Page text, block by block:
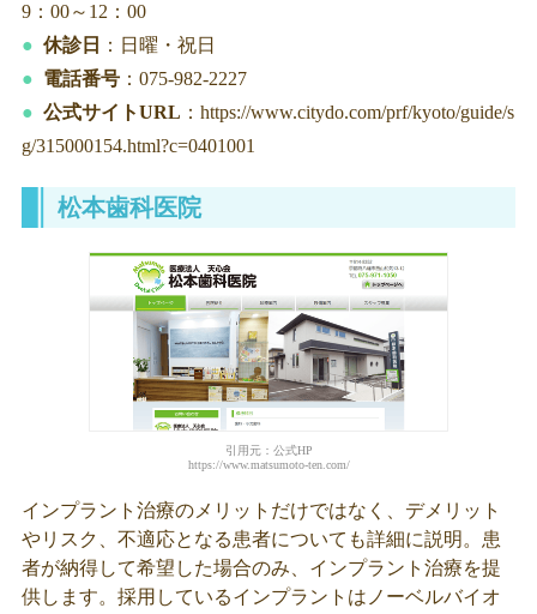
9：00～12：00
休診日
：日曜・祝日
電話番号 ：075-982-2227
公式サイトURL ：https://www.citydo.com/prf/kyoto/guide/s
g/315000154.html?c=0401001
松本歯科医院
引用元：公式HP
https://www.matsumoto-ten.com/
インプラント治療のメリットだけではなく、デメリット
やリスク、不適応となる患者についても詳細に説明。患
者が納得して希望した場合のみ、インプラント治療を提
供します。採用しているインプラントはノーベルバイオ